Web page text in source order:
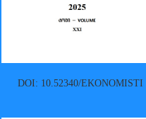
DOI: 10.52340/EKONOMISTI